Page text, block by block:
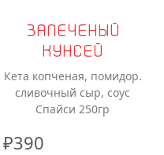
ЗАПЕЧЕНЫЙ
КУНСЕЙ
Кета копченая, помидор.
сливочный сыр, соус
Спайси 250гр
₽390